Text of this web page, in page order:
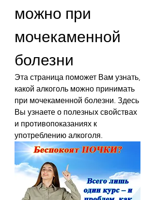
можно при
мочекаменной
болезни
Эта страница поможет Вам узнать,
какой алкоголь можно принимать
при мочекаменной болезни. Здесь
Вы узнаете о полезных свойствах
и противопоказаниях к
употреблению алкоголя.